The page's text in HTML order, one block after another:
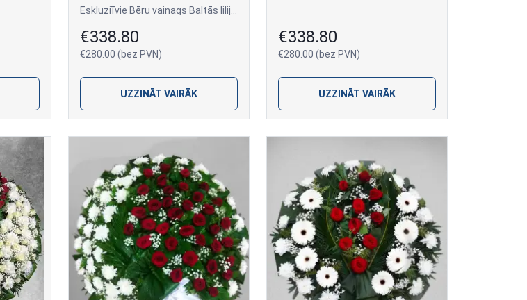
€338.80
€280.00 (bez PVN)
UZZINĀT VAIRĀK
€338.80
€280.00 (bez PVN)
UZZINĀT VAIRĀK